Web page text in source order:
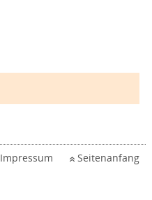
Impressum Seitenanfang